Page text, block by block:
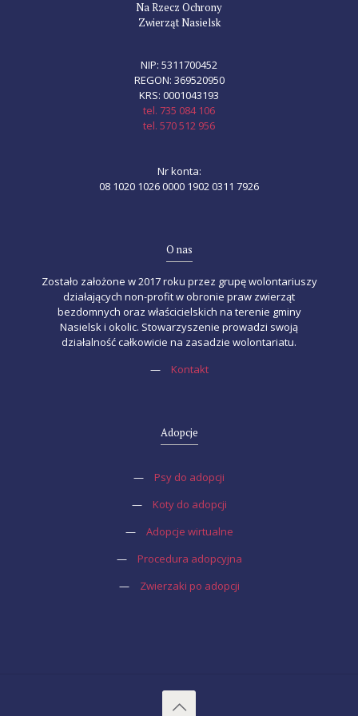
Na Rzecz Ochrony
Zwierząt Nasielsk
NIP: 5311700452
REGON: 369520950
KRS: 0001043193
tel. 735 084 106
tel. 570 512 956
Nr konta:
08 1020 1026 0000 1902 0311 7926
O nas
Zostało założone w 2017 roku przez grupę wolontariuszy
działających non-profit w obronie praw zwierząt
bezdomnych oraz właścicielskich na terenie gminy
Nasielsk i okolic. Stowarzyszenie prowadzi swoją
działalność całkowicie na zasadzie wolontariatu.
—
Kontakt
Adopcje
—
Psy do adopcji
—
Koty do adopcji
—
Adopcje wirtualne
—
Procedura adopcyjna
—
Zwierzaki po adopcji